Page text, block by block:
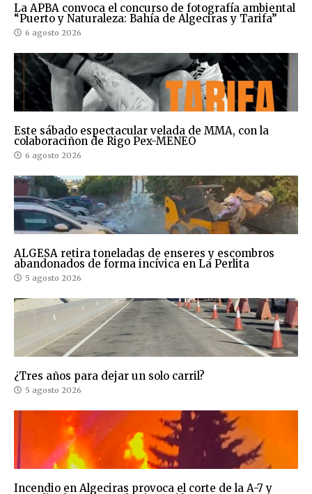
La APBA convoca el concurso de fotografía ambiental
“Puerto y Naturaleza: Bahía de Algeciras y Tarifa”
6 agosto 2026
Este sábado espectacular velada de MMA, con la
colaboraciñon de Rigo Pex-MENEO
6 agosto 2026
ALGESA retira toneladas de enseres y escombros
abandonados de forma incívica en La Perlita
5 agosto 2026
¿Tres años para dejar un solo carril?
5 agosto 2026
Incendio en Algeciras provoca el corte de la A-7 y